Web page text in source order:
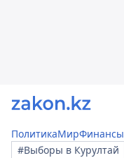
ПолитикаМирФинансы
#Выборы в Курултай